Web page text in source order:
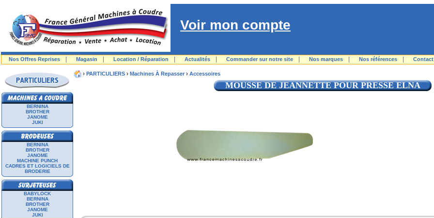
Voir mon compte
Nos Offres Reprises Magasin Location / Réparation Actualités Commander sur notre site Nos marques Nos références Contact
BERNINA
BROTHER
JANOME
JUKI
BERNINA
BROTHER
JANOME
MACHINE PUNCH
CADRES ET LOGICIELS DE
BRODERIE
BABYLOCK
BERNINA
BROTHER
JANOME
JUKI
› PARTICULIERS › Machines À Repasser › Accessoires
MOUSSE DE JEANNETTE POUR PRESSE ELNA